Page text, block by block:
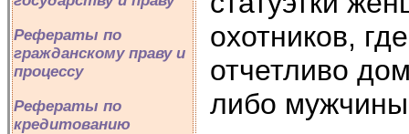
Рефераты по
гражданскому праву и
процессу
Рефераты по
кредитованию
охотников,
отчетливо
либо